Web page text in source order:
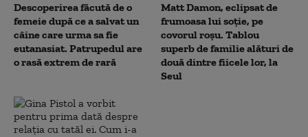
Descoperirea făcută de o
femeie după ce a salvat un
câine care urma sa fie
eutanasiat. Patrupedul are
o rasă extrem de rară
Matt Damon, eclipsat de
frumoasa lui soție, pe
covorul roșu. Tablou
superb de familie alături de
două dintre fiicele lor, la
Seul